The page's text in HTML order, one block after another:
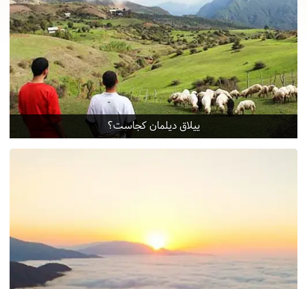
ییلاق دیلمان کجاست؟